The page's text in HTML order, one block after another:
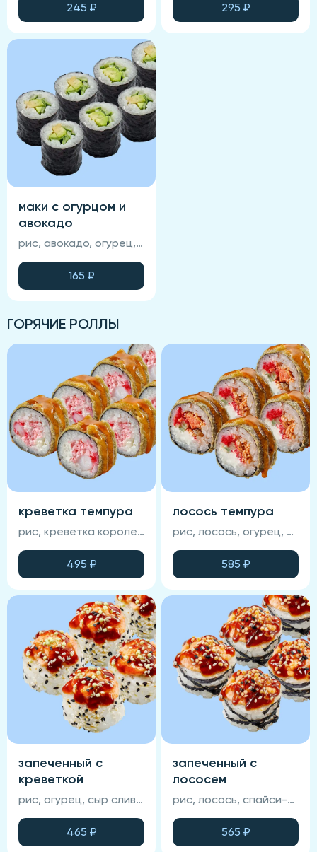
245 ₽ 295 ₽
маки с огурцом и
авокадо
рис, авокадо, огурец, нори (соевый соус, васаби и имбирь не входят в состав блюда)
165 ₽
ГОРЯЧИЕ РОЛЛЫ
креветка темпура
рис, креветка королевская, икра масаго, крабовый крем, сыр сливочный, темпура, нори, соус манго-чили (соевый соус, васаби и имбирь не входят в состав блюда)
495 ₽
лосось темпура
рис, лосось, огурец, икра масаго, сыр сливочный, нори, темпурный кляр, соус манго-чили (соевый соус , васаби и имбирь не входят в состав блюда)
585 ₽
запеченный с
креветкой
рис, огурец, сыр сливочный, креветка королевская, унаги-соус, кунжут, нори, сырная шапка (соевый соус, васаби и имбирь не входят в состав блюда)
465 ₽
запеченный с
лососем
рис, лосось, спайси-соус, омлет тамаго, кунжут, нори, унаги-соус, сырная шапка (соевый соус, васаби и имбирь не входят в состав блюда)
565 ₽